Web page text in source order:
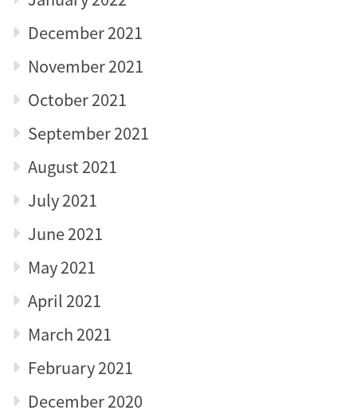
December 2021
November 2021
October 2021
September 2021
August 2021
July 2021
June 2021
May 2021
April 2021
March 2021
February 2021
December 2020